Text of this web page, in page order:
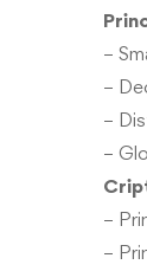
–
–
–
–
–
–